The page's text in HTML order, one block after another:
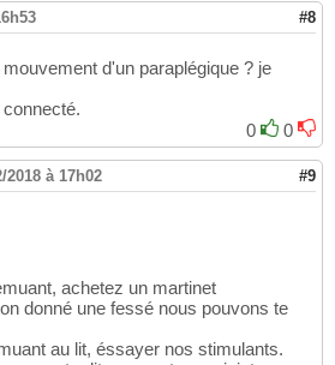
#8
d'un paraplégique ? je
0
0
2018 à 17h02 #9
achetez un martinet
donné une fessé nous pouvons te
au lit, éssayer nos stimulants.